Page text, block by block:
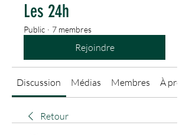
Les 24h
Public · 7 membres
Rejoindre
Discussion Médias Membres À
Retour